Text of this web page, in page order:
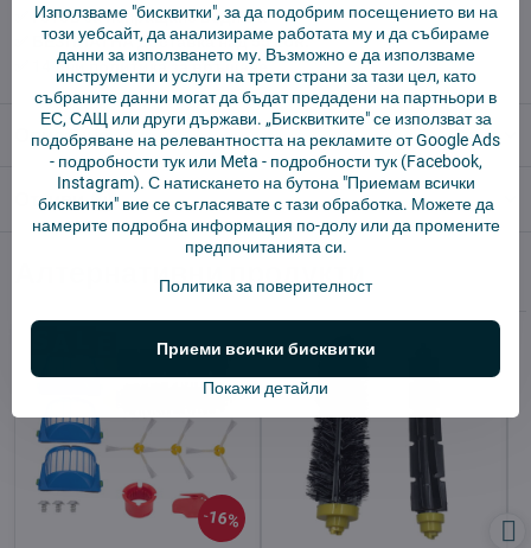
✅ Готов за изпращане веднага
✅ БЕЗПЛАТНА доставка над 55 EUR.
✅ 14 дни политика за връщане
Описание
Отзиви 0
Алтернативни продукти
16%
Използваме "бисквитки", за да подобрим посещението ви на
този уебсайт, да анализираме работата му и да събираме
данни за използването му. Възможно е да използваме
инструменти и услуги на трети страни за тази цел, като
събраните данни могат да бъдат предадени на партньори в
ЕС, САЩ или други държави. „Бисквитките" се използват за
подобряване на релевантността на рекламите от Google Ads
- подробности тукили Meta - подробности тук(Facebook,
Instagram). С натискането на бутона "Приемам всички
бисквитки" вие се съгласявате с тази обработка. Можете да
намерите подробна информация по-долу или да промените
предпочитанията си.
Политика за поверителност
Покажи детайли
Приеми всички бисквитки